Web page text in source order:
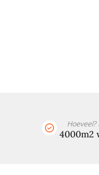
Hoeveel?
4000m2